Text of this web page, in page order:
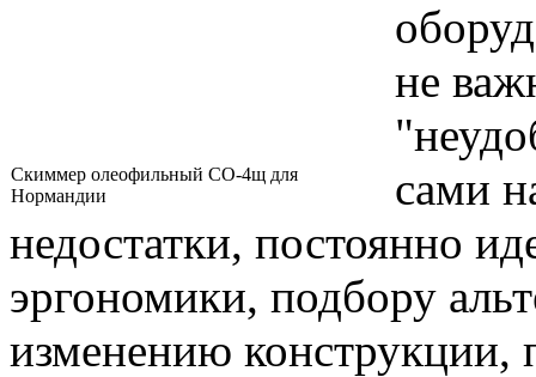
Скиммер олеофильный СО-4щ для
Нормандии
не
сами
недостатки, постоянно
эргономики, подбору
изменению конструкции,